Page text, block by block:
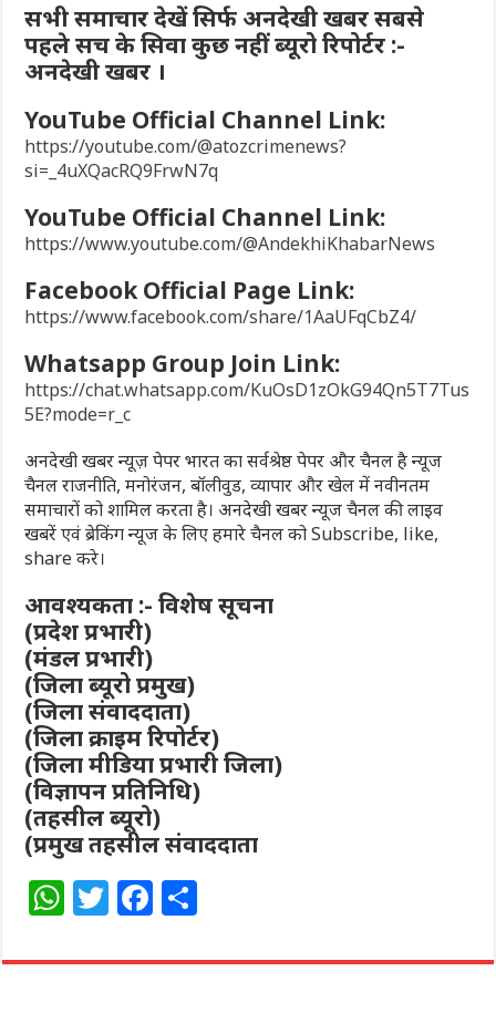
सभी समाचार देखें सिर्फ अनदेखी खबर सबसे
पहले सच के सिवा कुछ नहीं ब्यूरो रिपोर्टर :-
अनदेखी खबर ।
YouTube Official Channel Link:
https://youtube.com/@atozcrimenews?
si=_4uXQacRQ9FrwN7q
YouTube Official Channel Link:
https://www.youtube.com/@AndekhiKhabarNews
Facebook Official Page Link:
https://www.facebook.com/share/1AaUFqCbZ4/
Whatsapp Group Join Link:
https://chat.whatsapp.com/KuOsD1zOkG94Qn5T7Tus
5E?mode=r_c
अनदेखी खबर न्यूज़ पेपर भारत का सर्वश्रेष्ठ पेपर और चैनल है न्यूज
चैनल राजनीति, मनोरंजन, बॉलीवुड, व्यापार और खेल में नवीनतम
समाचारों को शामिल करता है। अनदेखी खबर न्यूज चैनल की लाइव
खबरें एवं ब्रेकिंग न्यूज के लिए हमारे चैनल को Subscribe, like,
share करे।
आवश्यकता :- विशेष सूचना
(प्रदेश प्रभारी)
(मंडल प्रभारी)
(जिला ब्यूरो प्रमुख)
(जिला संवाददाता)
(जिला क्राइम रिपोर्टर)
(जिला मीडिया प्रभारी जिला)
(विज्ञापन प्रतिनिधि)
(तहसील ब्यूरो)
(प्रमुख तहसील संवाददाता
W
at
T
itt
F
c ar